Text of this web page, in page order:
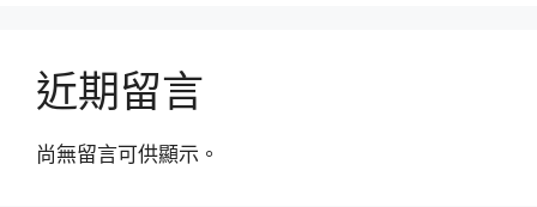
近期留言
尚無留言可供顯示。